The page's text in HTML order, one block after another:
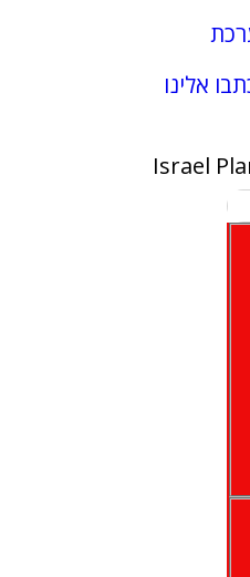
אלינו
Israel